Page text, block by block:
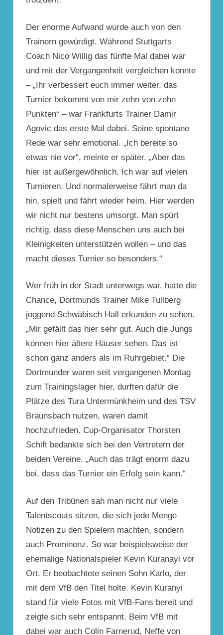
Der enorme Aufwand wurde auch von den
Trainern gewürdigt. Während Stuttgarts
Coach Nico Willig das fünfte Mal dabei war
und mit der Vergangenheit vergleichen konnte
– „Ihr verbessert euch immer weiter, das
Turnier bekommt von mir zehn von zehn
Punkten“ – war Frankfurts Trainer Damir
Agovic das erste Mal dabei. Seine spontane
Rede war sehr emotional. „Ich bereite so
etwas nie vor“, meinte er später. „Aber das
hier ist außergewöhnlich. Ich war auf vielen
Turnieren. Und normalerweise fährt man da
hin, spielt und fährt wieder heim. Hier werden
wir nicht nur bestens umsorgt. Man spürt
richtig, dass diese Menschen uns auch bei
Kleinigkeiten unterstützen wollen – und das
macht dieses Turnier so besonders.“
Wer früh in der Stadt unterwegs war, hatte die
Chance, Dortmunds Trainer Mike Tullberg
joggend Schwäbisch Hall erkunden zu sehen.
„Mir gefällt das hier sehr gut. Auch die Jungs
können hier ältere Häuser sehen. Das ist
schon ganz anders als im Ruhrgebiet.“ Die
Dortmunder waren seit vergangenen Montag
zum Trainingslager hier, durften dafür die
Plätze des Tura Untermünkheim und des TSV
Braunsbach nutzen, waren damit
hochzufrieden. Cup-Organisator Thorsten
Schift bedankte sich bei den Vertretern der
beiden Vereine. „Auch das trägt enorm dazu
bei, dass das Turnier ein Erfolg sein kann.“
Auf den Tribünen sah man nicht nur viele
Talentscouts sitzen, die sich jede Menge
Notizen zu den Spielern machten, sondern
auch Prominenz. So war beispielsweise der
ehemalige Nationalspieler Kevin Kuranayi vor
Ort. Er beobachtete seinen Sohn Karlo, der
mit dem VfB den Titel holte. Kevin Kuranyi
stand für viele Fotos mit VfB-Fans bereit und
zeigte sich sehr entspannt. Beim VfB mit
dabei war auch Colin Farnerud, Neffe von